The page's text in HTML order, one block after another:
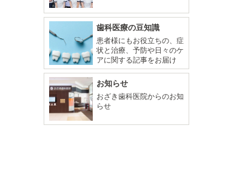
歯科医療の豆知識
患者様にもお役立ちの、症
状と治療、予防や日々のケ
アに関する記事をお届け
お知らせ
おざき歯科医院からのお知
らせ